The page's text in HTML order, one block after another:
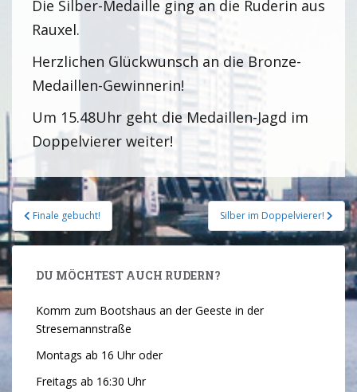
Die Silber-Medaille ging an die Ruderin aus
Rauxel.
Herzlichen Glückwunsch an die Bronze-
Medaillen-Gewinnerin!
Um 15.48Uhr geht die Medaillen-Jagd im
Doppelvierer weiter!
Finale gebucht! Silber im Doppelvierer!
DU MÖCHTEST AUCH RUDERN?
Komm zum Bootshaus an der Geeste in der
Stresemannstraße
Montags ab 16 Uhr oder
Freitags ab 16:30 Uhr